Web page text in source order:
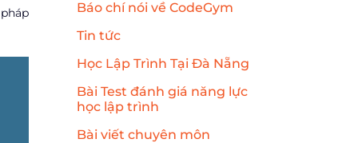
Báo chí nói về CodeGym
Tin tức
Học Lập Trình Tại Đà Nẵng
Bài Test đánh giá năng lực
học lập trình
Bài viết chuyên môn